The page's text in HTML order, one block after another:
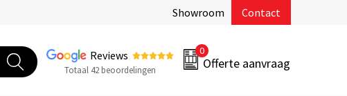
Showroom Contact
Reviews
Totaal 42 beoordelingen
0
Offerte aanvraag